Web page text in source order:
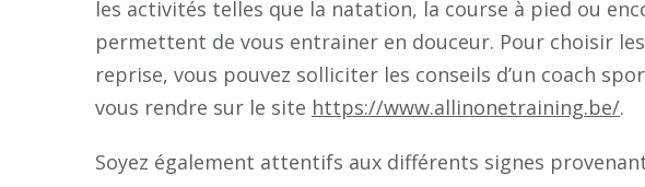
les activités telles que la natation, la course à pied ou
permettent de vous entrainer en douceur. Pour choisir
reprise, vous pouvez solliciter les conseils d’un coach
vous rendre sur le site https://www.allinonetraining.be/.
Soyez également attentifs aux différents signes